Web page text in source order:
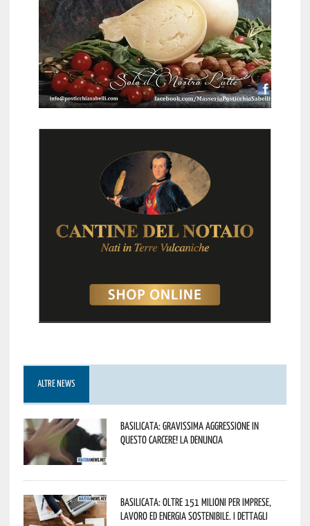
ALTRE NEWS
Basilicata: gravissima aggressione in
questo Carcere! La denuncia
Basilicata: oltre 151 milioni per imprese,
lavoro ed energia sostenibile. I dettagli